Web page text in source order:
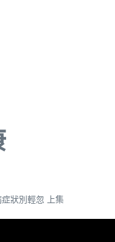
狀別輕忽 上集